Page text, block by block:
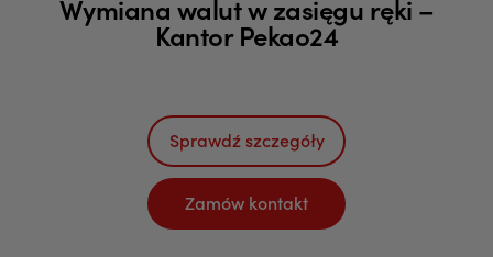
Wymiana walut w zasięgu ręki –
Kantor Pekao24
Sprawdź szczegóły
Zamów kontakt